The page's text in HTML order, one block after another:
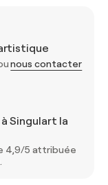
nous contacter
Singulart la
4,9/5 attribuée